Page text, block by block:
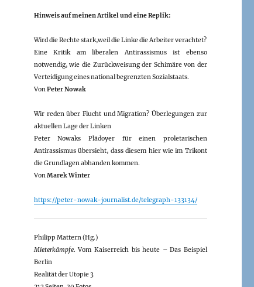
Hinweis auf meinen Artikel und eine Replik:
Wird die Rechte stark,weil die Linke die Arbeiter verachtet?
Eine Kritik am liberalen Antirassismus ist ebenso
notwendig, wie die Zurückweisung der Schimäre von der
Verteidigung eines national begrenzten Sozialstaats.
VonPeter Nowak
Wir reden über Flucht und Migration? Überlegungen zur
aktuellen Lage der Linken
Peter Nowaks Plädoyer für einen proletarischen
Antirassismus übersieht, dass diesem hier wie im Trikont
die Grundlagen abhanden kommen.
VonMarek Winter
https://peter-nowak-journalist.de/telegraph-133134/
Philipp Mattern (Hg.)
Mieterkämpfe. Vom Kaiserreich bis heute – Das Beispiel
Berlin
Realität der Utopie 3